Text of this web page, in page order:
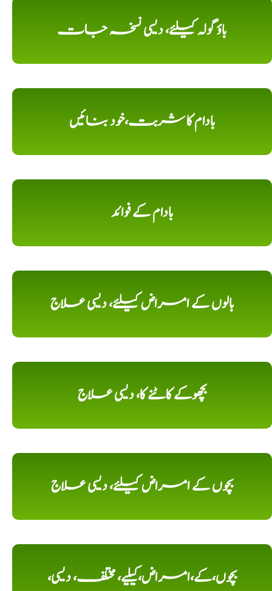
باؤ گولہ کیلئے، دیسی نسخہ جات
بادام کا شربت،خود بنائیں
بادام کے فوائد
بالوں کے امراض کیلئے، دیسی علاج
بچھوکے کاٹنے کا، دیسی علاج
بچوں کے امراض کیلئے، دیسی علاج
بچوں،کے،امراض،کیلیے، مختلف، دیسی،